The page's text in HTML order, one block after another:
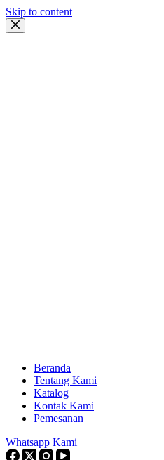
Skip to content
Beranda
Tentang Kami
Katalog
Kontak Kami
Pemesanan
Whatsapp Kami